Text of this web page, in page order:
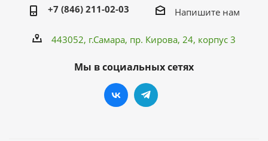
+7 (846) 211-02-03 Напишите нам
443052, г.Самара, пр. Кирова, 24, корпус 3
Мы в социальных сетях